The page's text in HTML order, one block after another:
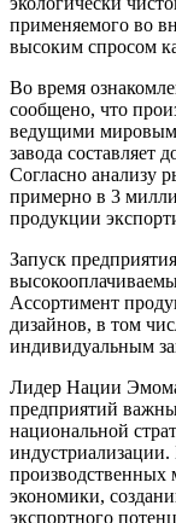
применяемого во
высоким спросом
Во время
сообщено, что
ведущими
завода составляет
Согласно анализу
примерно в 3
продукции
Запуск
Ассортимент
дизайнов, в том
индивидуальным
Лидер Нации
предприятий
национальной
производственных
экономики,
экспортного